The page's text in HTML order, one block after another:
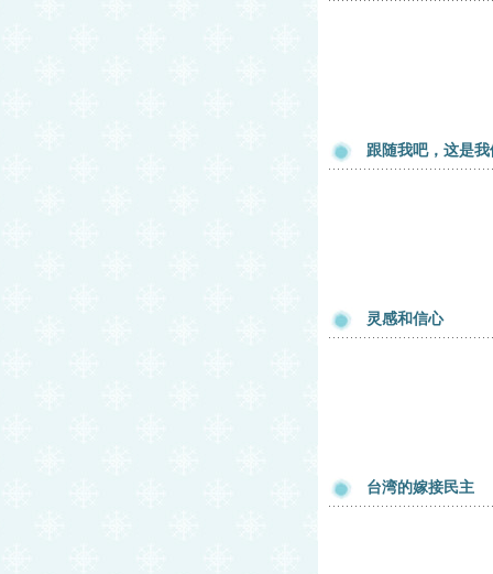
跟随我吧，这是
灵感和信心
台湾的嫁接民主